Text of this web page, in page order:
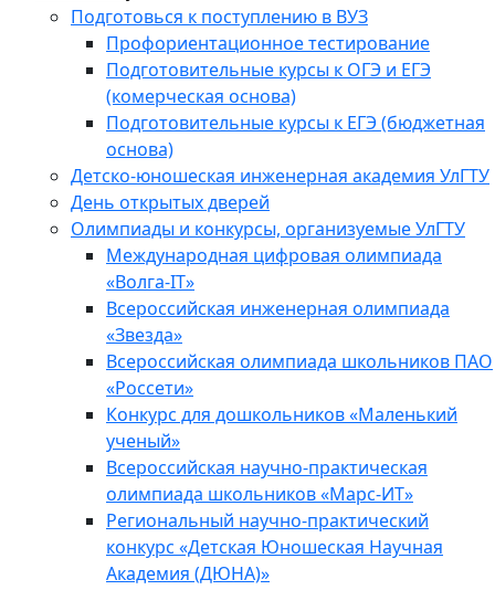
Подготовься к поступлению в ВУЗ
Профориентационное тестирование
Подготовительные курсы к ОГЭ и ЕГЭ
(комерческая основа)
Подготовительные курсы к ЕГЭ (бюджетная
основа)
Детско-юношеская инженерная академия УлГТУ
День открытых дверей
Олимпиады и конкурсы, организуемые УлГТУ
Международная цифровая олимпиада
«Волга-IT»
Всероссийская инженерная олимпиада
«Звезда»
Всероссийская олимпиада школьников ПАО
«Россети»
Конкурс для дошкольников «Маленький
ученый»
Всероссийская научно-практическая
олимпиада школьников «Марс-ИТ»
Региональный научно-практический
конкурс «Детская Юношеская Научная
Академия (ДЮНА)»